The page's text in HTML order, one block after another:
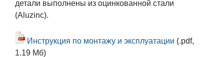
детали выполнены из оцинкованной стали
(Aluzinc).
Инструкция по монтажу и эксплуатации (.pdf,
1.19 Мб)